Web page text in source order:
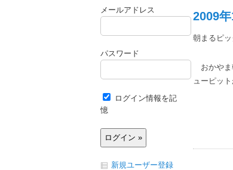
2009
朝まるピ
おかやま
ューピッ
メールアドレス
パスワード
ログイン情報を記
憶
新規ユーザー登録